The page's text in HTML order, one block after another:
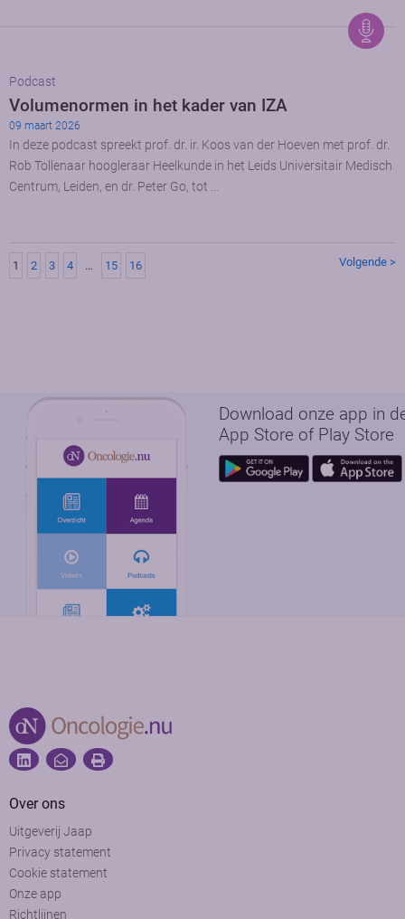
Podcast
Volumenormen in het kader van IZA
09 maart 2026
In deze podcast spreekt prof. dr. ir. Koos van der Hoeven met prof. dr.
Rob Tollenaar hoogleraar Heelkunde in het Leids Universitair Medisch
Centrum, Leiden, en dr. Peter Go, tot …
1 2 3 4 … 15 16 Volgende >
Download onze app in
App Store of Play Store
Over ons
Uitgeverij Jaap
Privacy statement
Cookie statement
Onze app
Richtlijnen